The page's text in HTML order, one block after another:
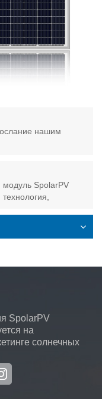
нашим
SpolarPV
SpolarPV
на
солнечных
расположенная
на площади